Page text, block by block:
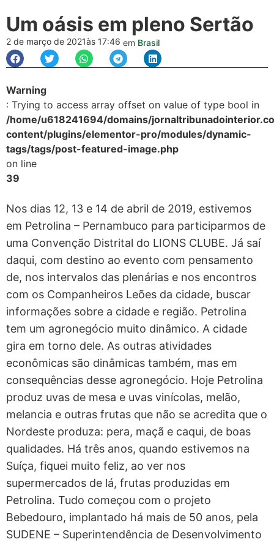
Um oásis em pleno Sertão
2 de março de 2021às 17:46 em Brasil
Warning
: Trying to access array offset on value of type bool in
/home/u618241694/domains/
content/plugins/elementor-pro/modules/dynamic-
tags/tags/post-featured-image.php
on line
39
Nos dias 12, 13 e 14 de abril de 2019, estivemos
em Petrolina – Pernambuco para participarmos de
uma Convenção Distrital do LIONS CLUBE. Já saí
daqui, com destino ao evento com pensamento
de, nos intervalos das plenárias e nos encontros
com os Companheiros Leões da cidade, buscar
informações sobre a cidade e região. Petrolina
tem um agronegócio muito dinâmico. A cidade
gira em torno dele. As outras atividades
econômicas são dinâmicas também, mas em
consequências desse agronegócio. Hoje Petrolina
produz uvas de mesa e uvas vinícolas, melão,
melancia e outras frutas que não se acredita que o
Nordeste produza: pera, maçã e caqui, de boas
qualidades. Há três anos, quando estivemos na
Suíça, fiquei muito feliz, ao ver nos
supermercados de lá, frutas produzidas em
Petrolina. Tudo começou com o projeto
Bebedouro, implantado há mais de 50 anos, pela
SUDENE – Superintendência de Desenvolvimento